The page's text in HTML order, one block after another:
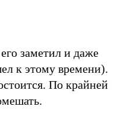
заметил и даже
к этому времени).
По крайней